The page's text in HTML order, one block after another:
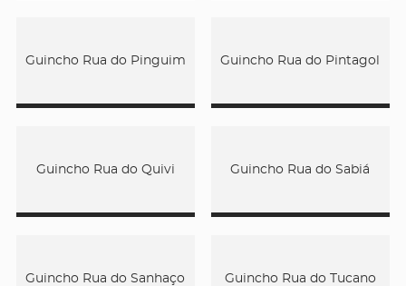
Guincho Rua do Pinguim Guincho Rua do Pintagol
Guincho Rua do Quivi Guincho Rua do Sabiá
Guincho Rua do Sanhaço Guincho Rua do Tucano